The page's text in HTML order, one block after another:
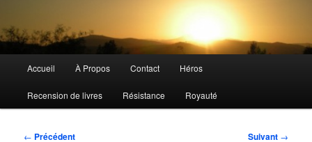
principal
Accueil À Propos Contact Héros
Recension de livres Résistance Royauté
Navigation
← Précédent Suivant →